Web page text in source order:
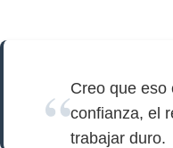
Creo que eso
confianza, el
trabajar duro.